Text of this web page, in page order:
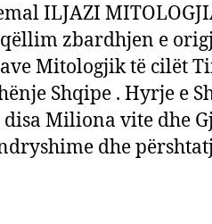
ILJAZI
zbardhjen e
Mitologjik të cilët
Shqipe . Hyrje e
Miliona vite dhe
dhe